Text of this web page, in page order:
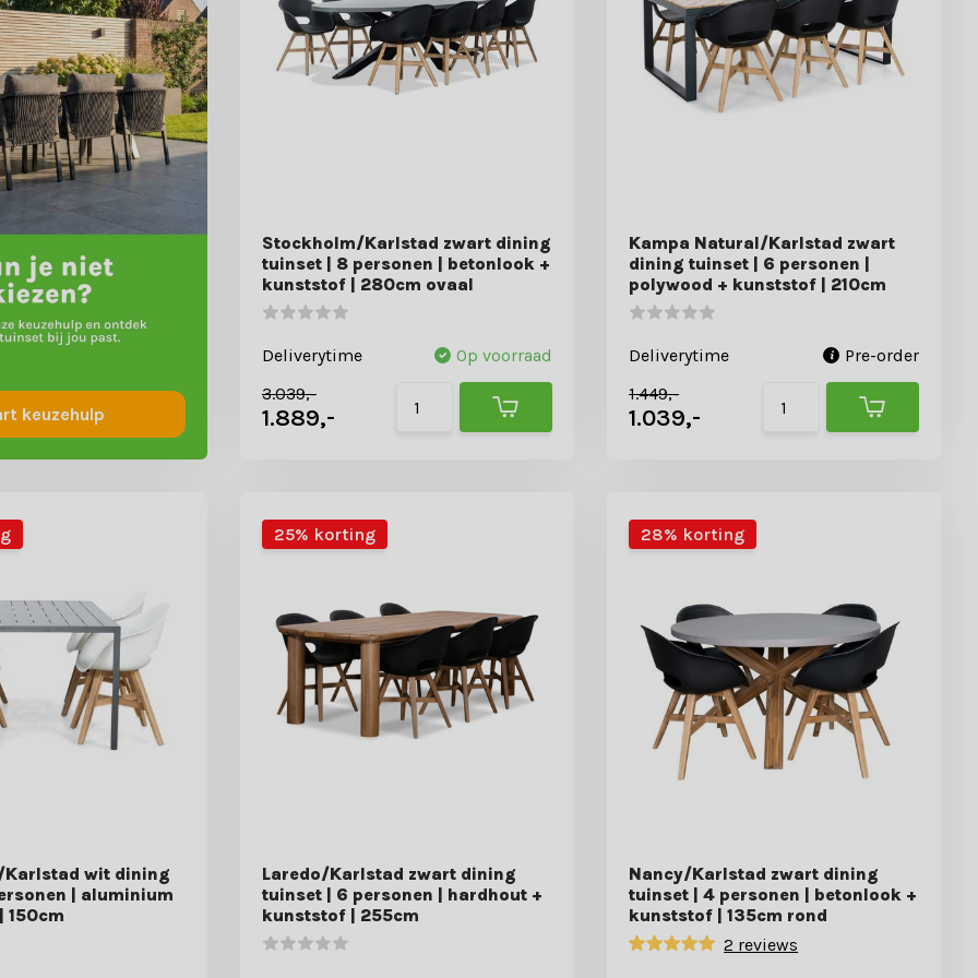
keuzehulp
Stockholm/Karlstad zwart dining
tuinset | 8 personen | betonlook +
kunststof | 280cm ovaal
Deliverytime
Op voorraad
3.039,-
1.889,-
Kampa Natural/Karlstad zwart
dining tuinset | 6 personen |
polywood + kunststof | 210cm
Deliverytime
Pre-order
1.449,-
1.039,-
wit dining
| aluminium
150cm
25% korting
Laredo/Karlstad zwart dining
tuinset | 6 personen | hardhout +
kunststof | 255cm
28% korting
Nancy/Karlstad zwart dining
tuinset | 4 personen | betonlook +
kunststof | 135cm rond
2 reviews